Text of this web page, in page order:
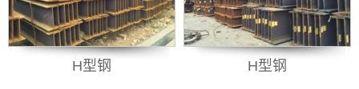
H型钢 H型钢